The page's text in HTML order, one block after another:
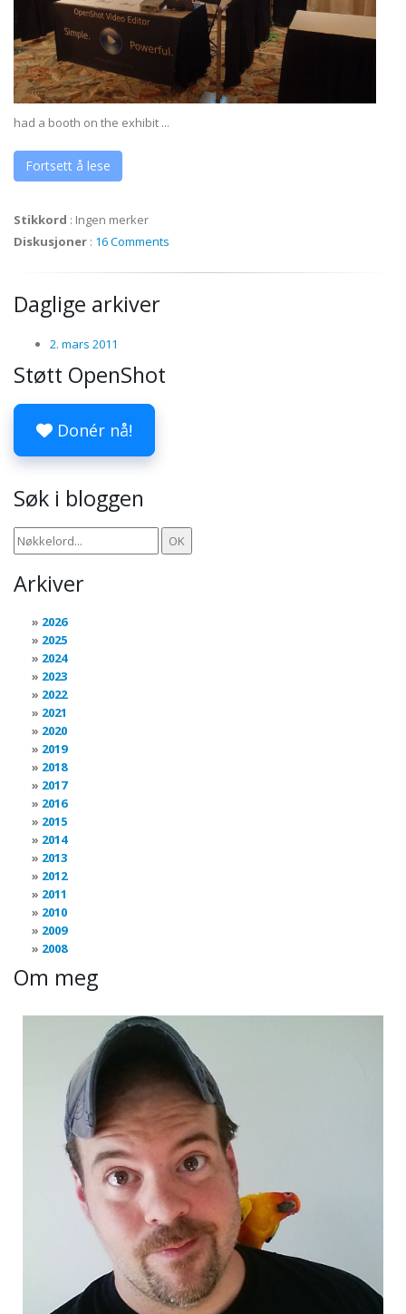
had a booth on the exhibit ...
Fortsett å lese
Stikkord : Ingen merker
Diskusjoner : 16 Comments
Daglige arkiver
2. mars 2011
Støtt OpenShot
Donér nå!
Søk i bloggen
Arkiver
2026
2025
2024
2023
2022
2021
2020
2019
2018
2017
2016
2015
2014
2013
2012
2011
2010
2009
2008
Om meg